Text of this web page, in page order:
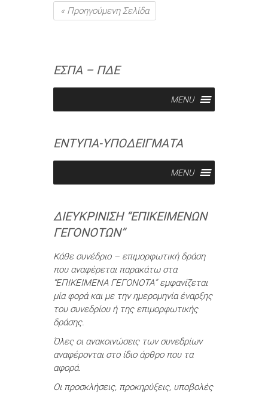
« Προηγούμενη Σελίδα
ΕΣΠΑ – ΠΔΕ
MENU
ΕΝΤΥΠΑ-ΥΠΟΔΕΙΓΜΑΤΑ
MENU
ΔΙΕΥΚΡΊΝΙΣΗ “ΕΠΙΚΕΊΜΕΝΩΝ
ΓΕΓΟΝΌΤΩΝ”
Κάθε συνέδριο – επιμορφωτική δράση
που αναφέρεται παρακάτω στα
“ΕΠΙΚΕΙΜΕΝΑ ΓΕΓΟΝΟΤΑ” εμφανίζεται
μία φορά και με την ημερομηνία έναρξης
του συνεδρίου ή της επιμορφωτικής
δράσης.
Όλες οι ανακοινώσεις των συνεδρίων
αναφέρονται στο ίδιο άρθρο που τα
αφορά.
Οι προσκλήσεις, προκηρύξεις, υποβολές